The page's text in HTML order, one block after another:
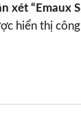
xét “Emaux
hiển thị